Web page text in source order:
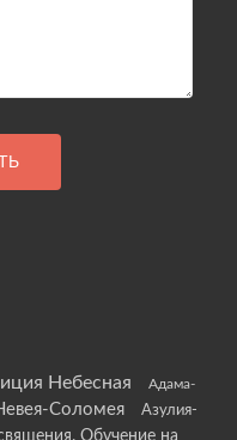
Небесная
Адама-
Соломея
Азулия-
Обучение на